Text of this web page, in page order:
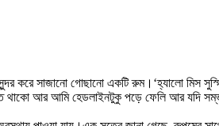
করে সাজানো গোছানো একটি রুম।‘হ্যালো মিস
থাকো আর আমি হেডলাইনটুকু পড়ে ফেলি আর যদি